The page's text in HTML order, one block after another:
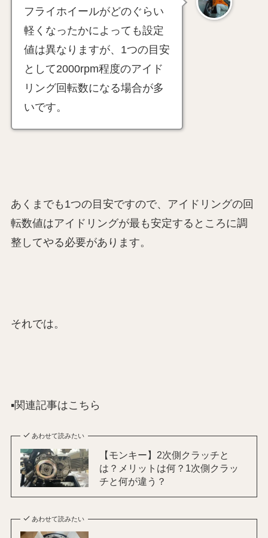
フライホイールがどのぐらい
軽くなったかによっても設定
値は異なりますが、1つの目安
として2000rpm程度のアイド
リング回転数になる場合が多
いです。
あくまでも1つの目安ですので、アイドリングの回
転数値はアイドリングが最も安定するところに調
整してやる必要があります。
それでは。
▪️関連記事はこちら
あわせて読みたい
【モンキー】2次側クラッチと
は？メリットは何？1次側クラッ
チと何が違う？
あわせて読みたい